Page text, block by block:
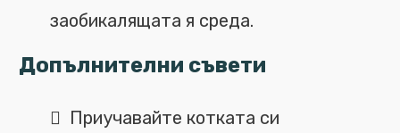
заобикалящата я среда.
Допълнителни съвети
Приучавайте котката си